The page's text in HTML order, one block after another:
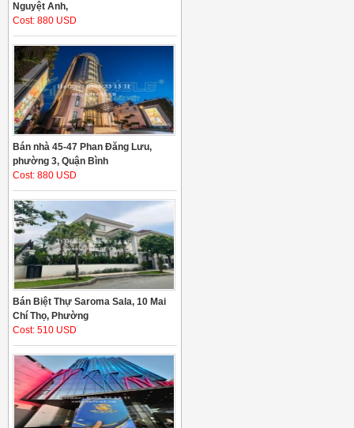
Nguyệt Anh,
Cost: 880 USD
Bán nhà 45-47 Phan Đăng Lưu,
phường 3, Quận Bình
Cost: 880 USD
Bán Biệt Thự Saroma Sala, 10 Mai
Chí Thọ, Phường
Cost: 510 USD